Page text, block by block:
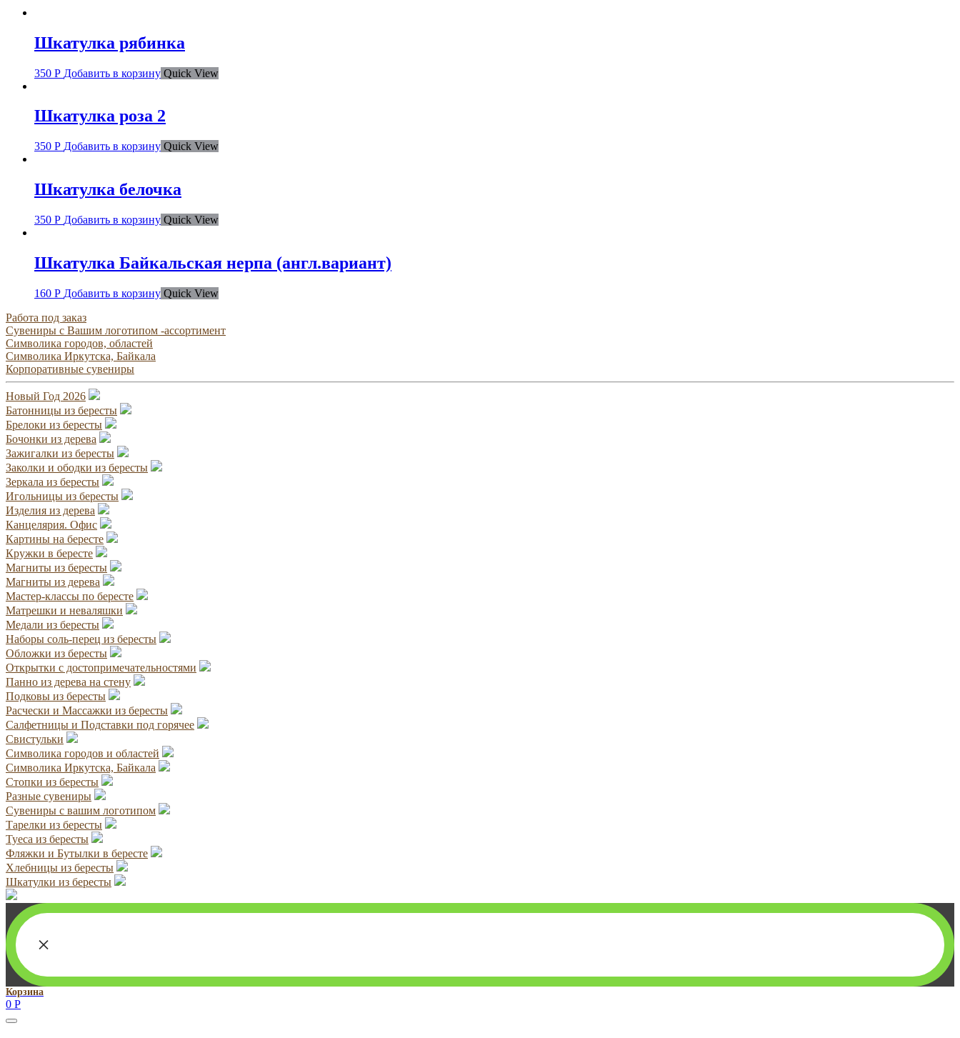
Шкатулка рябинка
350 Р Добавить в корзину Quick View
Шкатулка роза 2
350 Р Добавить в корзину Quick View
Шкатулка белочка
350 Р Добавить в корзину Quick View
Шкатулка Байкальская нерпа (англ.вариант)
160 Р Добавить в корзину Quick View
Работа под заказ
Сувениры с Вашим логотипом -ассортимент
Символика городов, областей
Символика Иркутска, Байкала
Корпоративные сувениры
Новый Год 2026
Батонницы из бересты
Брелоки из бересты
Бочонки из дерева
Зажигалки из бересты
Заколки и ободки из бересты
Зеркала из бересты
Игольницы из бересты
Изделия из дерева
Канцелярия. Офис
Картины на бересте
Кружки в бересте
Магниты из бересты
Магниты из дерева
Мастер-классы по бересте
Матрешки и неваляшки
Медали из бересты
Наборы соль-перец из бересты
Обложки из бересты
Открытки с достопримечательностями
Панно из дерева на стену
Подковы из бересты
Расчески и Массажки из бересты
Салфетницы и Подставки под горячее
Свистульки
Символика городов и областей
Символика Иркутска, Байкала
Стопки из бересты
Разные сувениры
Сувениры с вашим логотипом
Тарелки из бересты
Туеса из бересты
Фляжки и Бутылки в бересте
Хлебницы из бересты
Шкатулки из бересты
×
Корзина
0 Р